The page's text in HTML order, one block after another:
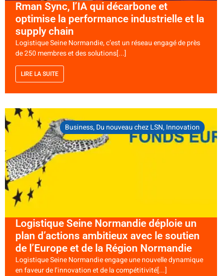
Rman Sync, l’IA qui décarbone et
optimise la performance industrielle et la
supply chain
Logistique Seine Normandie, c’est un réseau engagé de près
de 250 membres et des solutions[...]
LIRE LA SUITE
Business,Du nouveau chez LSN,Innovation
Logistique Seine Normandie déploie un
plan d’actions ambitieux avec le soutien
de l’Europe et de la Région Normandie
Logistique Seine Normandie engage une nouvelle dynamique
en faveur de l’innovation et de la compétitivité[...]